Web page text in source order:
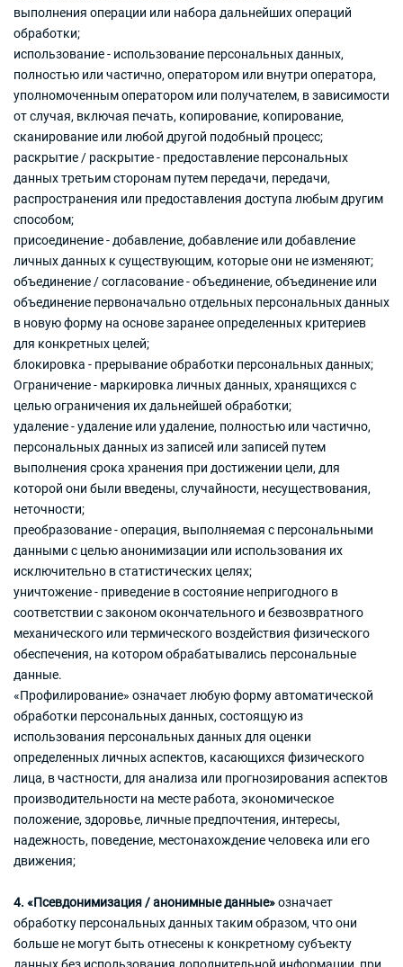
выполнения операции или набора дальнейших операций
обработки;
использование - использование персональных данных,
полностью или частично, оператором или внутри оператора,
уполномоченным оператором или получателем, в зависимости
от случая, включая печать, копирование, копирование,
сканирование или любой другой подобный процесс;
раскрытие / раскрытие - предоставление персональных
данных третьим сторонам путем передачи, передачи,
распространения или предоставления доступа любым другим
способом;
присоединение - добавление, добавление или добавление
личных данных к существующим, которые они не изменяют;
объединение / согласование - объединение, объединение или
объединение первоначально отдельных персональных данных
в новую форму на основе заранее определенных критериев
для конкретных целей;
блокировка - прерывание обработки персональных данных;
Ограничение - маркировка личных данных, хранящихся с
целью ограничения их дальнейшей обработки;
удаление - удаление или удаление, полностью или частично,
персональных данных из записей или записей путем
выполнения срока хранения при достижении цели, для
которой они были введены, случайности, несуществования,
неточности;
преобразование - операция, выполняемая с персональными
данными с целью анонимизации или использования их
исключительно в статистических целях;
уничтожение - приведение в состояние непригодного в
соответствии с законом окончательного и безвозвратного
механического или термического воздействия физического
обеспечения, на котором обрабатывались персональные
данные.
«Профилирование» означает любую форму автоматической
обработки персональных данных, состоящую из
использования персональных данных для оценки
определенных личных аспектов, касающихся физического
лица, в частности, для анализа или прогнозирования аспектов
производительности на месте работа, экономическое
положение, здоровье, личные предпочтения, интересы,
надежность, поведение, местонахождение человека или его
движения;
4. «Псевдонимизация / анонимные данные»означает
обработку персональных данных таким образом, что они
больше не могут быть отнесены к конкретному субъекту